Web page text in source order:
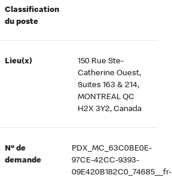
Classification
du poste
Lieu(x)
150 Rue Ste-
Catherine Ouest,
Suites 163 & 214,
MONTREAL QC
H2X 3Y2, Canada
Nº de
demande
PDX_MC_63C0BE0E-
97CE-42CC-9393-
09E420B182C0_74685__fr-